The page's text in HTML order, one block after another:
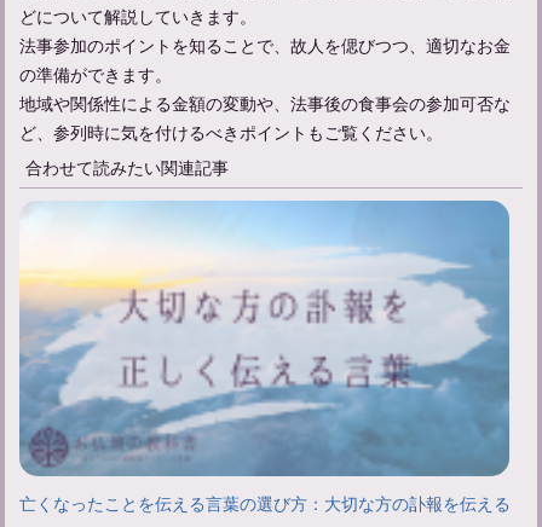
どについて解説していきます。
法事参加のポイントを知ることで、故人を偲びつつ、適切なお金
の準備ができます。
地域や関係性による金額の変動や、法事後の食事会の参加可否な
ど、参列時に気を付けるべきポイントもご覧ください。
合わせて読みたい関連記事
亡くなったことを伝える言葉の選び方：大切な方の訃報を伝える